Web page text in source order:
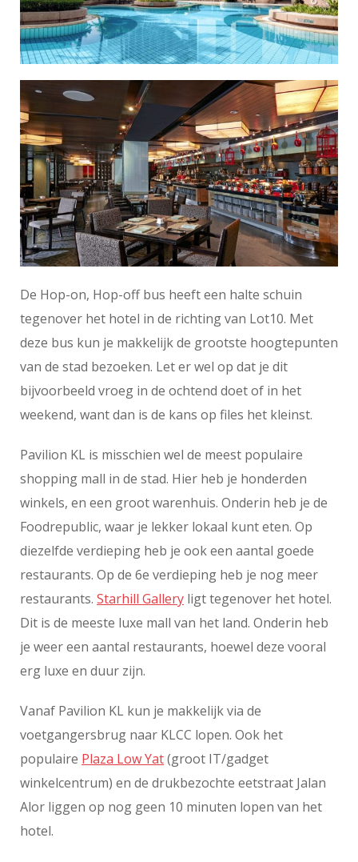
De Hop-on, Hop-off bus heeft een halte schuin
tegenover het hotel in de richting van Lot10. Met
deze bus kun je makkelijk de grootste hoogtepunten
van de stad bezoeken. Let er wel op dat je dit
bijvoorbeeld vroeg in de ochtend doet of in het
weekend, want dan is de kans op files het kleinst.
Pavilion KL is misschien wel de meest populaire
shopping mall in de stad. Hier heb je honderden
winkels, en een groot warenhuis. Onderin heb je de
Foodrepublic, waar je lekker lokaal kunt eten. Op
diezelfde verdieping heb je ook een aantal goede
restaurants. Op de 6e verdieping heb je nog meer
restaurants. Starhill Gallery ligt tegenover het hotel.
Dit is de meeste luxe mall van het land. Onderin heb
je weer een aantal restaurants, hoewel deze vooral
erg luxe en duur zijn.
Vanaf Pavilion KL kun je makkelijk via de
voetgangersbrug naar KLCC lopen. Ook het
populaire Plaza Low Yat(groot IT/gadget
winkelcentrum) en de drukbezochte eetstraat Jalan
Alor liggen op nog geen 10 minuten lopen van het
hotel.